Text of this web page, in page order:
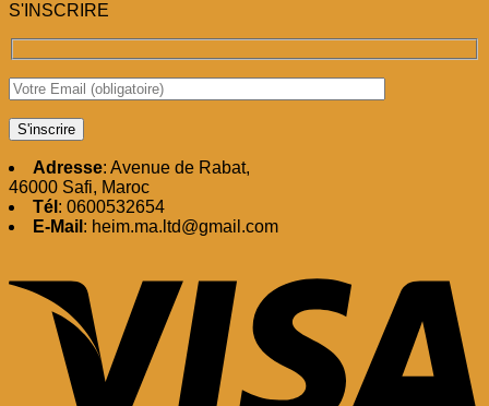
S'INSCRIRE
Adresse: Avenue de Rabat,
46000 Safi, Maroc
Tél : 0600532654
E-Mail : heim.ma.ltd@gmail.com